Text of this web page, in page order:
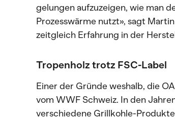
gelungen aufzuzeigen, wie man
Prozesswärme nutzt», sagt
zeitgleich Erfahrung in der
Tropenholz trotz FSC-Label
Einer der Gründe weshalb, die
vom WWF Schweiz. In den
verschiedene Grillkohle-